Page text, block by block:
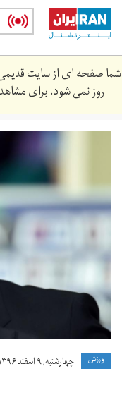
Skip
main
content
شما صفحه ای از سایت قدیمی
روز نمی شود. برای
486373086.jpg
ورزش چهارشنبه, ۹ اسفند ۱۳۹۶ ۱۸:۱۵